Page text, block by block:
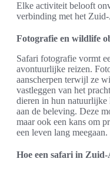
Elke activiteit belooft
verbinding met het
Fotografie en wildlife
Safari fotografie vormt
avontuurlijke reizen.
aanscherpen terwijl ze
vastleggen van het
dieren in hun natuurlijke
aan de beleving. Deze
maar ook een kans om
een leven lang meegaan.
Hoe een safari in